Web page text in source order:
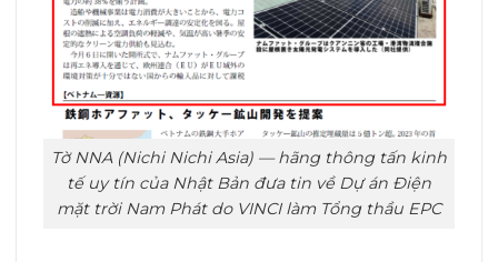
Tờ NNA (Nichi Nichi Asia) — hãng thông tấn kinh
tế uy tín của Nhật Bản đưa tin về Dự án Điện
mặt trời Nam Phát do VINCI làm Tổng thầu EPC